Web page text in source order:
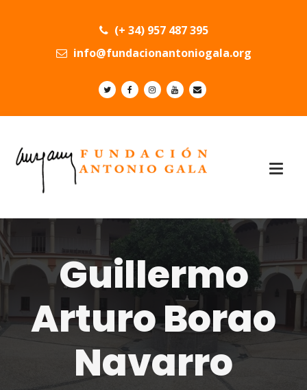
(+ 34) 957 487 395
info@fundacionantoniogala.org
Guillermo
Arturo Borao
Navarro